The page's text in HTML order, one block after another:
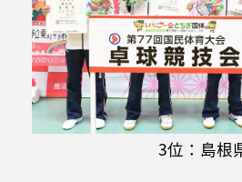
3位：島根